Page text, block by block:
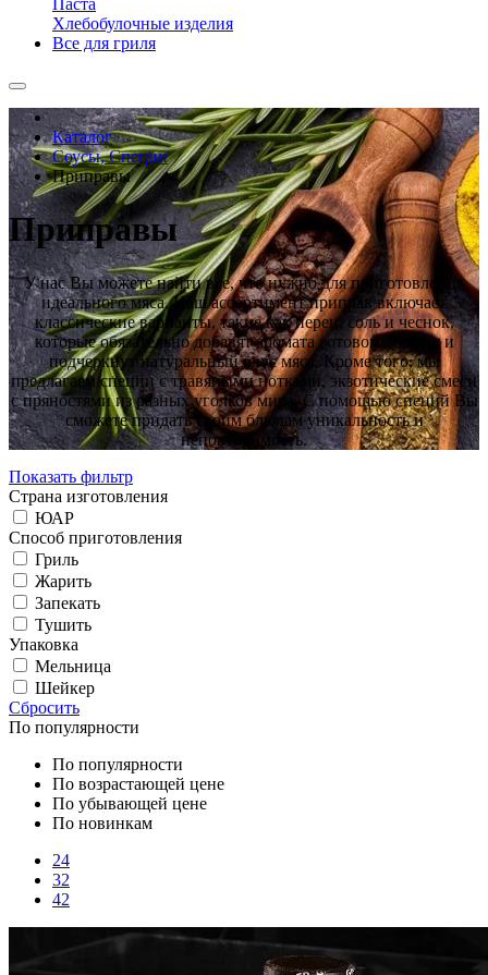
Паста
Хлебобулочные изделия
Все для гриля
Каталог
Соусы, Специи
Приправы
Приправы
У нас Вы можете найти все, что нужно для приготовления
идеального мяса. Наш ассортимент приправ включает
классические варианты, такие как перец, соль и чеснок,
которые обязательно добавят аромата готовому блюду и
подчеркнут натуральный вкус мяса. Кроме того, мы
предлагаем специи с травяными нотками, экзотические смеси
с пряностями из разных уголков мира. С помощью специй Вы
сможете придать своим блюдам уникальность и
неповторимость.
Показать фильтр
Страна изготовления
ЮАР
Cпособ приготовления
Гриль
Жарить
Запекать
Тушить
Упаковка
Мельница
Шейкер
Сбросить
По популярности
По популярности
По возрастающей цене
По убывающей цене
По новинкам
24
32
42